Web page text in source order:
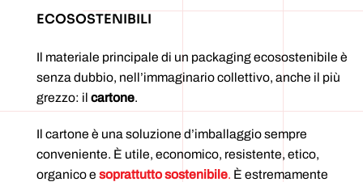
ECOSOSTENIBILI
Il materiale principale di un packaging ecosostenibile è
senza dubbio, nell’immaginario collettivo, anche il più
grezzo: il cartone.
Il cartone è una soluzione d’imballaggio sempre
conveniente. È utile, economico, resistente, etico,
organico e soprattutto sostenibile. È estremamente